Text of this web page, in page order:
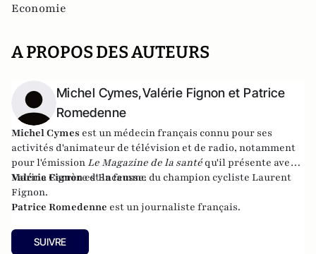
Economie
A PROPOS DES AUTEURS
Michel Cymes,Valérie Fignon et Patrice
Romedenne
Michel Cymes est unmédecinfrançais connu pour ses
activités d'animateur de télévision et de radio, notamment
pour l'émission Le Magazine de la santéqu'il présente avec
Marina Carrère d'Encausse.
Valérie Fignonest la femme du champion cycliste Laurent
Fignon.
Patrice Romedenne est un journaliste français.
SUIVRE